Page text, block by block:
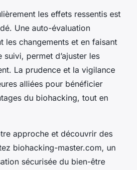
les effets ressentis est
Une auto-évaluation
les changements et en faisant
permet d’ajuster les
La prudence et la vigilance
alliées pour bénéficier
du biohacking, tout en
approche et découvrir des
biohacking-master.com, un
sécurisée du bien-être